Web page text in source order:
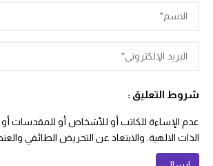
شروط التعليق :
عدم الإساءة للكاتب أو للأشخاص أو للمقدسات أو
الذات الالهية. والابتعاد عن التحريض الطائفي